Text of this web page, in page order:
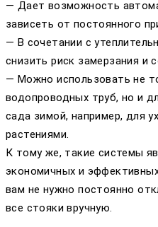
— Дает возможность
зависеть от постоянного
— В сочетании с
снизить риск замерзания и
— Можно использовать не
водопроводных труб, но и
сада зимой, например, для
растениями.
К тому же, такие системы
экономичных и
вам не нужно постоянно
все стояки вручную.